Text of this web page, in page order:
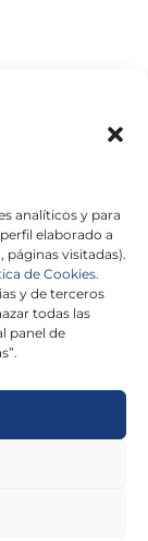
analíticos y para
elaborado a
visitadas).
de Cookies.
y de terceros
todas las
panel de